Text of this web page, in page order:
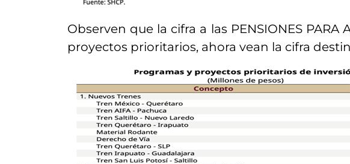
Observen que la cifra a las PENSIONES
proyectos prioritarios, ahora vean la cifra